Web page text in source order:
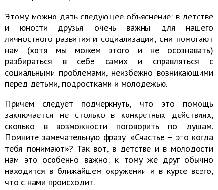
Этому можно дать следующее объяснение: в детстве
и юности друзья очень важны для нашего
личностного развития и социализации; они помогают
нам (хотя мы можем этого и не осознавать)
разбираться в себе самих и справляться с
социальными проблемами, неизбежно возникающими
перед детьми, подростками и молодежью.
Причем следует подчеркнуть, что это помощь
заключается не столько в конкретных действиях,
сколько в возможности поговорить по душам.
Помните замечательную фразу: «Счастье – это когда
тебя понимают»? Так вот, в детстве и в молодости
нам это особенно важно; к тому же друг обычно
находится в ближайшем окружении и в курсе всего,
что с нами происходит.